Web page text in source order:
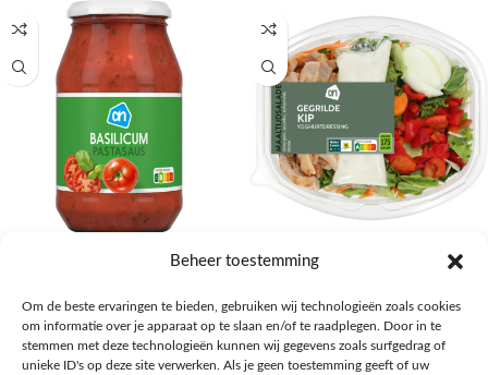
Beheer toestemming
Om de beste ervaringen te bieden, gebruiken wij technologieën zoals cookies
om informatie over je apparaat op te slaan en/of te raadplegen. Door in te
stemmen met deze technologieën kunnen wij gegevens zoals surfgedrag of
unieke ID's op deze site verwerken. Als je geen toestemming geeft of uw
€1,59
NAAR AH
Salades,Pizza, Maaltijden
€3,39
NAAR AH